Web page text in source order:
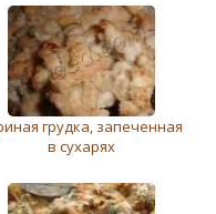
грудка, запеченная
в сухарях